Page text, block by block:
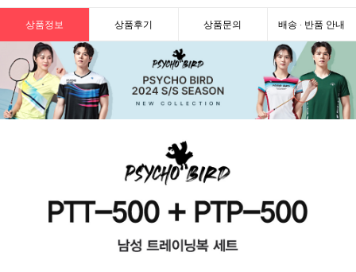
상품정보 상품후기 상품문의 배송 · 반품 안내